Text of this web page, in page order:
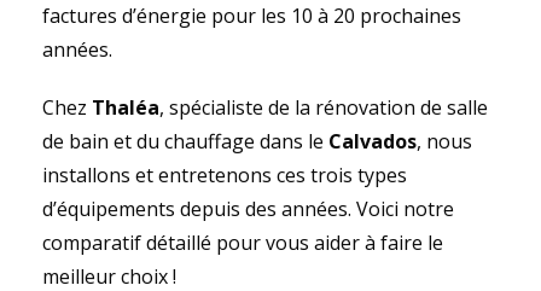
factures d’énergie pour les 10 à 20 prochaines
années.
Chez Thaléa, spécialiste de la rénovation de salle
de bain et du chauffage dans le Calvados, nous
installons et entretenons ces trois types
d’équipements depuis des années. Voici notre
comparatif détaillé pour vous aider à faire le
meilleur choix !